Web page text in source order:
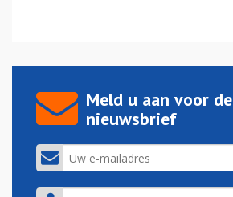
Meld u aan voor de
nieuwsbrief